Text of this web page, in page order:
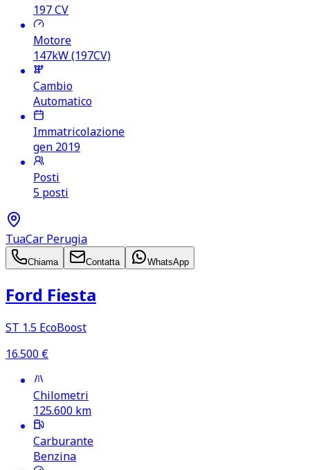
197CV
Motore
147kW (197CV)
Cambio
Automatico
Immatricolazione
gen 2019
Posti
5 posti
TuaCar Perugia
Chiama Contatta WhatsApp
Ford Fiesta
ST 1.5 EcoBoost
16.500 €
Chilometri
125.600 km
Carburante
Benzina